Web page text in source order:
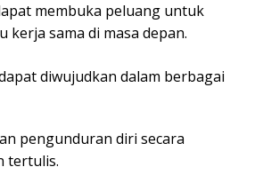
membuka peluang untuk
kerja sama di masa depan.
diwujudkan dalam berbagai
pengunduran diri secara
tertulis.